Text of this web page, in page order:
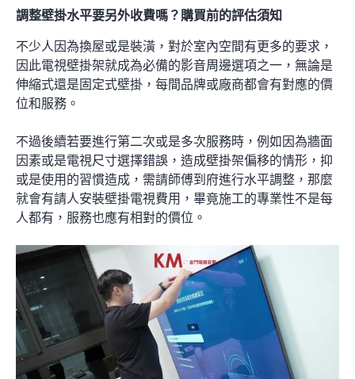
調整壁掛水平要另外收費嗎？購買前的評估須知
不少人因為換屋或是裝潢，對於室內空間有更多的要求，
因此電視壁掛架就成為必備的影音周邊選項之一，無論是
伸縮式還是固定式壁掛，每間品牌或廠商都會有對應的價
位和服務 。
不過後續若要進行第二次或是多次服務時，例如因為牆面
因素或是電視尺寸選擇錯誤，造成壁掛架偏移的情形，抑
或是使用的習慣造成，需請師傅到府進行水平調整，那麼
就會有請人安裝壁掛電視費用，畢竟施工的專業性不是每
人都有，服務也應有相對的價位。